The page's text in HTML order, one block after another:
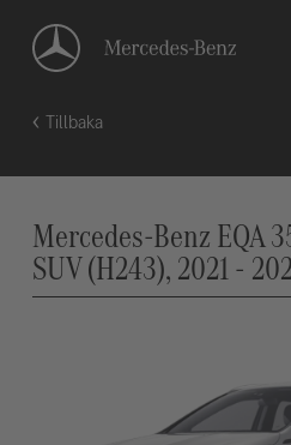
Tillbaka
Mercedes-Benz EQA
SUV (H243), 2021 -